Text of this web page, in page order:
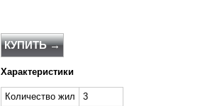
КУПИТЬ →
Характеристики
Количество жил
3